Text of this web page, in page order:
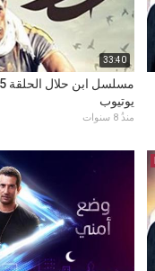
33:40
يوتيوب
منذُ 8 سنوات